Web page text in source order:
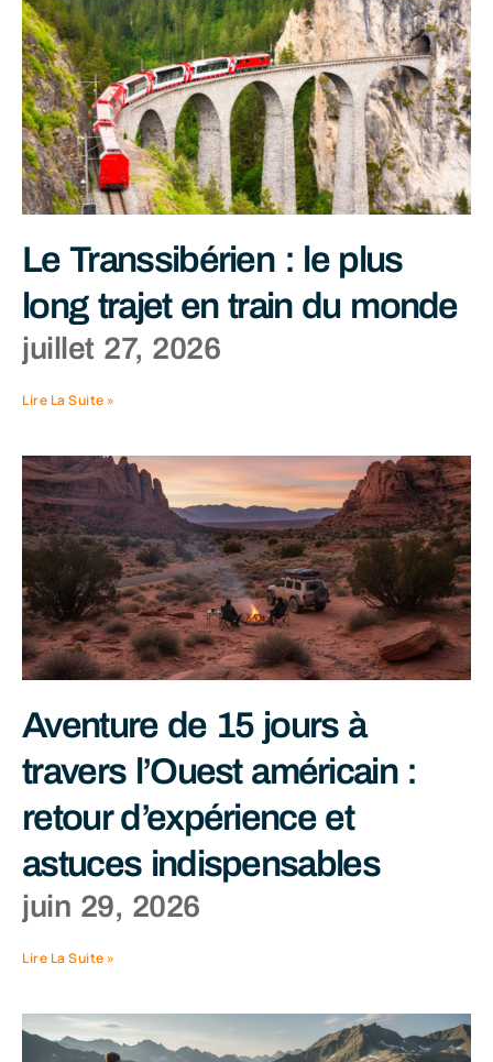
Le Transsibérien : le plus
long trajet en train du monde
juillet 27, 2026
Lire La Suite »
Aventure de 15 jours à
travers l’Ouest américain :
retour d’expérience et
astuces indispensables
juin 29, 2026
Lire La Suite »